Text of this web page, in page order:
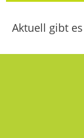
Aktuell gibt